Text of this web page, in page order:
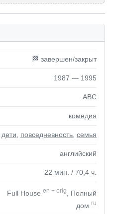
🏁 завершен/закрыт
1987 — 1995
ABC
комедия
дети повседневность семья
английский
22 мин. / 70,4 ч.
Full House en + orig
, Полный
дом ru